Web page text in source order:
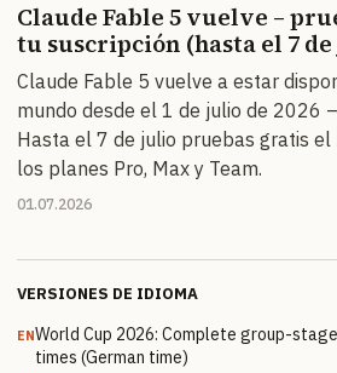
Claude Fable 5 vuelve –
tu suscripción (hasta el 7
Claude Fable 5 vuelve a estar
mundo desde el 1 de julio de 2026
Hasta el 7 de julio pruebas gratis
los planes Pro, Max y Team.
01.07.2026
VERSIONES DE IDIOMA
ENWorld Cup 2026: Complete group-
times (German time)